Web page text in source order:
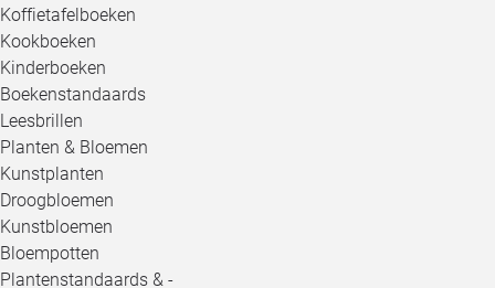
Koffietafelboeken
Kookboeken
Kinderboeken
Boekenstandaards
Leesbrillen
Planten & Bloemen
Kunstplanten
Droogbloemen
Kunstbloemen
Bloempotten
Plantenstandaards & -